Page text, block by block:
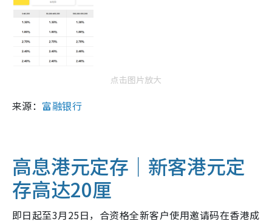
点击图片放大
来源： 富融银行
高息港元定存｜新客港元定
存高达20厘
即日起至3月25日，合资格全新客户使用邀请码在香港成